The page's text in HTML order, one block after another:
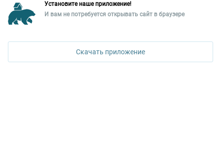
Уральская палата недвижимости
ул. Горького, 65, 0 подъезд, 3 этаж
Установите наше приложение!
И вам не потребуется открывать сайт в браузере
Скачать приложение